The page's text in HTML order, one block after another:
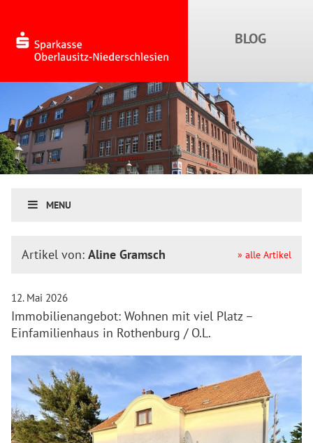
MENU
Artikel von: Aline Gramsch » alle Artikel
12. Mai 2026
Immobilienangebot: Wohnen mit viel Platz –
Einfamilienhaus in Rothenburg / O.L.